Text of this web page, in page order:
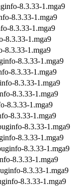
8.3.33-1.mga9
8.3.33-1.mga9
8.3.33-1.mga9
8.3.33-1.mga9
8.3.33-1.mga9
8.3.33-1.mga9
8.3.33-1.mga9
8.3.33-1.mga9
8.3.33-1.mga9
8.3.33-1.mga9
8.3.33-1.mga9
8.3.33-1.mga9
8.3.33-1.mga9
8.3.33-1.mga9
8.3.33-1.mga9
8.3.33-1.mga9
8.3.33-1.mga9